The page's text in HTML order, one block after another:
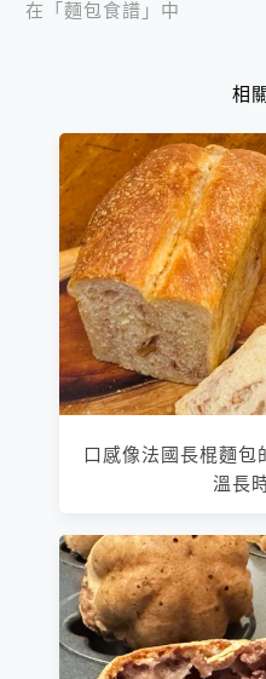
在「麵包食譜」中
相
口感像法國長棍麵
溫長